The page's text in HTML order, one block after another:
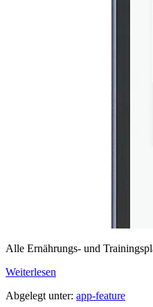
Alle Ernährungs- und
Weiterlesen
Abgelegt unter: app-feature